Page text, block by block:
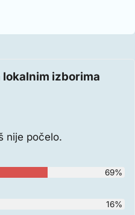
lokalnim izborima
nije počelo.
69%
16%